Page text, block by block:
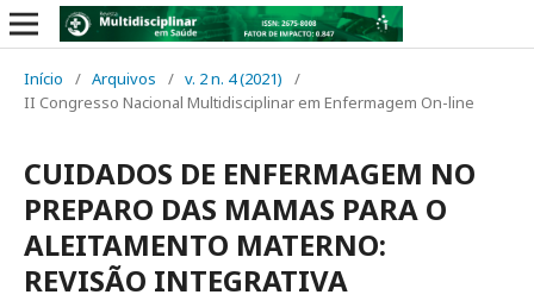
Início / Arquivos / v. 2 n. 4 (2021)
/
II Congresso Nacional Multidisciplinar em Enfermagem On-line
CUIDADOS DE ENFERMAGEM NO
PREPARO DAS MAMAS PARA O
ALEITAMENTO MATERNO:
REVISÃO INTEGRATIVA